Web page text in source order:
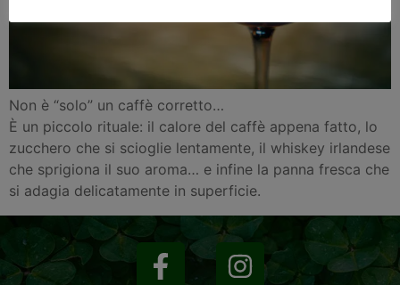
Non è “solo” un caffè corretto…
È un piccolo rituale: il calore del caffè appena fatto, lo
zucchero che si scioglie lentamente, il whiskey irlandese
che sprigiona il suo aroma… e infine la panna fresca che
si adagia delicatamente in superficie.